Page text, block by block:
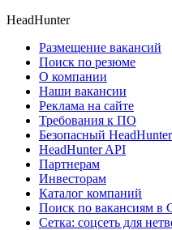
HeadHunter
Размещение вакансий
Поиск по резюме
О компании
Наши вакансии
Реклама на сайте
Требования к ПО
Безопасный HeadHunter
HeadHunter API
Партнерам
Инвесторам
Каталог компаний
Поиск по вакансиям в
Сетка: соцсеть для